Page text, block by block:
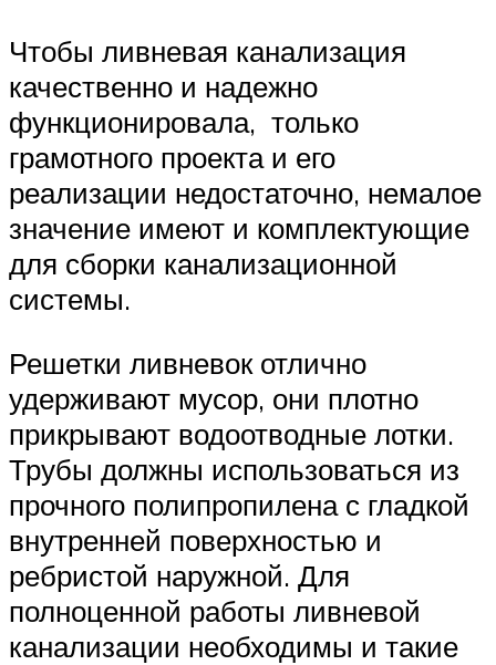
Чтобы ливневая канализация
качественно и надежно
функционировала, только
грамотного проекта и его
реализации недостаточно, немалое
значение имеют и комплектующие
для сборки канализационной
системы.
Решетки ливневок отлично
удерживают мусор, они плотно
прикрывают водоотводные лотки.
Трубы должны использоваться из
прочного полипропилена с гладкой
внутренней поверхностью и
ребристой наружной. Для
полноценной работы ливневой
канализации необходимы и такие